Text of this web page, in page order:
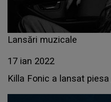
Lansări muzicale
17 ian 2022
Killa Fonic a lansat